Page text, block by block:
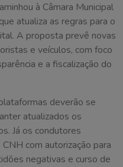
à Câmara Municipal
atualiza as regras para o
A proposta prevê novas
e veículos, com foco
e a fiscalização do
deverão se
atualizados os
Já os condutores
com autorização para
negativas e curso de